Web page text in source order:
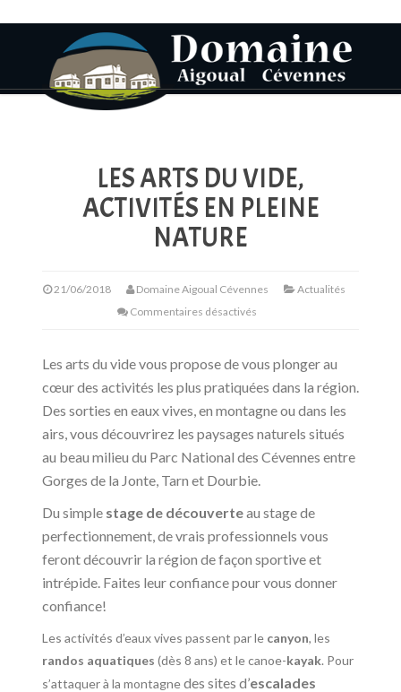
LES ARTS DU VIDE,
ACTIVITÉS EN PLEINE
NATURE
21/06/2018 Domaine Aigoual Cévennes
Actualités
Commentaires désactivés
Les arts du vide vous propose de vous plonger au
cœur des activités les plus pratiquées dans la région.
Des sorties en eaux vives, en montagne ou dans les
airs, vous découvrirez les paysages naturels situés
au beau milieu du Parc National des Cévennes entre
Gorges de la Jonte, Tarn et Dourbie.
Du simplestage de découverteau stage de
perfectionnement, de vrais professionnels vous
feront découvrir la région de façon sportive et
intrépide. Faites leur confiance pour vous donner
confiance!
Les activités d’eaux vives passent par le canyon, les
randos aquatiques (dès 8 ans) et le canoe-kayak. Pour
s’attaquer à la montagnedes sites d’escalades